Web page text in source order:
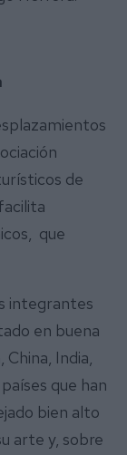
de
que
integrantes
en buena
India,
que han
bien alto
arte y, sobre